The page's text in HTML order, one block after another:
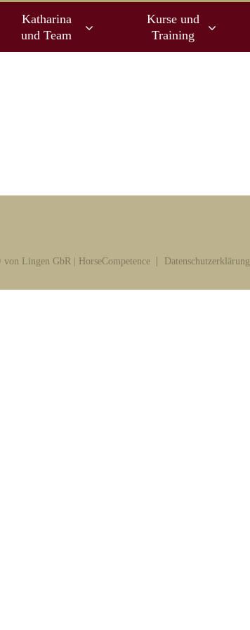
Katharina
und Team
Kurse und
Training
von Lingen GbR | HorseCompetence Datenschutzerklärung